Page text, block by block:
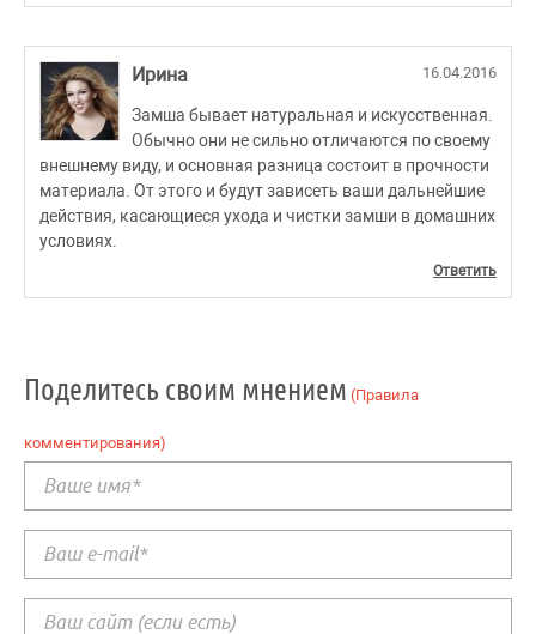
Ирина 16.04.2016
Замша бывает натуральная и искусственная.
Обычно они не сильно отличаются по своему
внешнему виду, и основная разница состоит в прочности
материала. От этого и будут зависеть ваши дальнейшие
действия, касающиеся ухода и чистки замши в домашних
условиях.
Ответить
Поделитесь своим мнением (Правила
комментирования)